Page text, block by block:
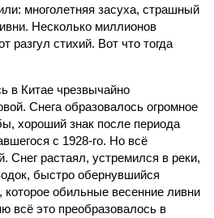
многолетняя засуха, страшный
Несколько миллионов
разгул стихий. Вот что тогда
в Китае чрезвычайно
Снега образовалось огромное
хороший знак после периода
с 1928-го. Но всё
Снег растаял, устремился в реки,
быстро обернувшийся
обильные весенние ливни
всё это преобразовалось в